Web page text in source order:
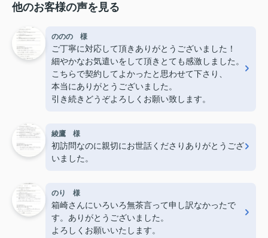
他のお客様の声を見る
ののの 様
ご丁寧に対応して頂きありがとうございました！
細やかなお気遣いをして頂きとても感激しました。
こちらで契約してよかったと思わせて下さり、
本当にありがとうございました。
引き続きどうぞよろしくお願い致します。
綾鷹 様
初訪問なのに親切にお世話くださりありがとうござ
いました。
のり 様
箱崎さんにいろいろ無茶言って申し訳なかったで
す。ありがとうございました。
よろしくお願いいたします。